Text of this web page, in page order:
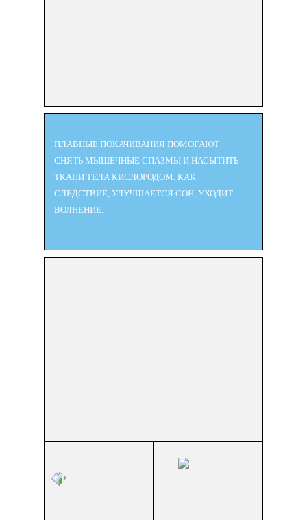
ПЛАВНЫЕ ПОКАЧИВАНИЯ ПОМОГАЮТ
СНЯТЬ МЫШЕЧНЫЕ СПАЗМЫ И НАСЫТИТЬ
ТКАНИ ТЕЛА КИСЛОРОДОМ. КАК
СЛЕДСТВИЕ, УЛУЧШАЕТСЯ СОН, УХОДИТ
ВОЛНЕНИЕ.